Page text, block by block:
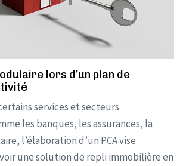
lors d’un plan de
services et secteurs
les banques, les assurances, la
l’élaboration d’un PCA vise
une solution de repli immobilière en